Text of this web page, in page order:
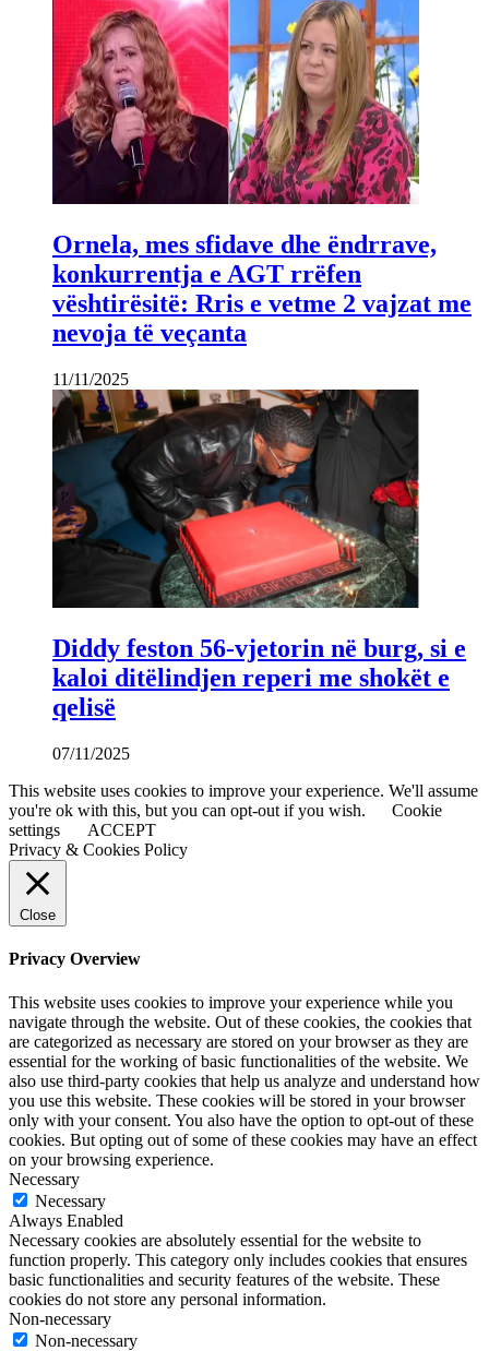
Ornela, mes sfidave dhe ëndrrave,
konkurrentja e AGT rrëfen
vështirësitë: Rris e vetme 2 vajzat me
nevoja të veçanta
11/11/2025
Diddy feston 56-vjetorin në burg, si e
kaloi ditëlindjen reperi me shokët e
qelisë
07/11/2025
This website uses cookies to improve your experience. We'll assume
you're ok with this, but you can opt-out if you wish.
Cookie
settings
ACCEPT
Privacy & Cookies Policy
Close
Privacy Overview
This website uses cookies to improve your experience while you
navigate through the website. Out of these cookies, the cookies that
are categorized as necessary are stored on your browser as they are
essential for the working of basic functionalities of the website. We
also use third-party cookies that help us analyze and understand how
you use this website. These cookies will be stored in your browser
only with your consent. You also have the option to opt-out of these
cookies. But opting out of some of these cookies may have an effect
on your browsing experience.
Necessary
Necessary
Always Enabled
Necessary cookies are absolutely essential for the website to
function properly. This category only includes cookies that ensures
basic functionalities and security features of the website. These
cookies do not store any personal information.
Non-necessary
Non-necessary